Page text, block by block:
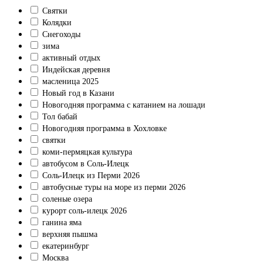
Святки
Колядки
Снегоходы
зима
активный отдых
Индейская деревня
масленица 2025
Новый год в Казани
Новогодняя программа с катанием на лошади
Тол бабай
Новогодняя программа в Хохловке
святки
коми-пермяцкая культура
автобусом в Соль-Илецк
Соль-Илецк из Перми 2026
автобусные туры на море из перми 2026
соленые озера
курорт соль-илецк 2026
ганина яма
верхняя пышма
екатеринбург
Москва